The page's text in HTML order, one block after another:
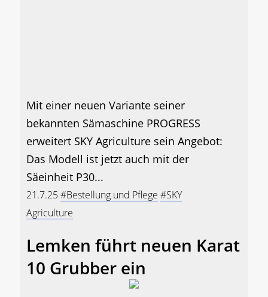
Mit einer neuen Variante seiner
bekannten Sämaschine PROGRESS
erweitert SKY Agriculture sein Angebot:
Das Modell ist jetzt auch mit der
Säeinheit P30...
21.7.25#Bestellung und Pflege #SKY
Agriculture
Lemken führt neuen Karat
10 Grubber ein